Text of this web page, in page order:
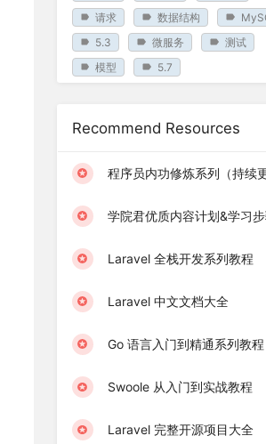
请求
数据结构
5.3
微服务
测试
模型
5.7
Recommend Resources
程序员内功修炼系列（持续更
学院君优质内容计划&学习
Laravel 全栈开发系列教程
Laravel 中文文档大全
Go 语言入门到精通系列教程
Swoole 从入门到实战教程
Laravel 完整开源项目大全